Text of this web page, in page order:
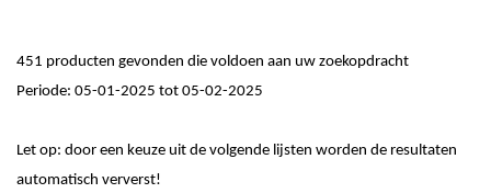
451 producten gevonden die voldoen aan uw zoekopdracht
Periode: 05-01-2025 tot 05-02-2025
Let op: door een keuze uit de volgende lijsten worden de resultaten
automatisch ververst!